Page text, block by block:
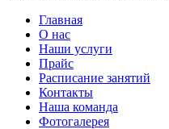
Главная
О нас
Наши услуги
Прайс
Расписание занятий
Контакты
Наша команда
Фотогалерея